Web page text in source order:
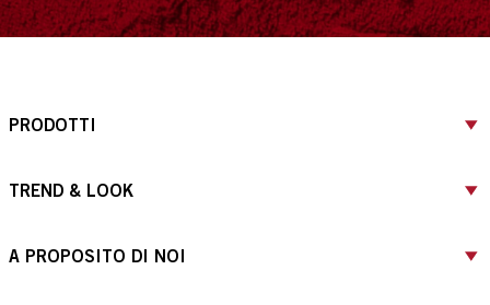
PRODOTTI
TREND & LOOK
A PROPOSITO DI NOI